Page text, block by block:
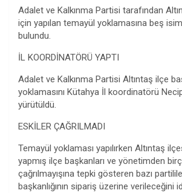
Adalet ve Kalkınma Partisi tarafından
için yapılan temayül yoklamasına beş
bulundu.
İL KOORDİNATÖRÜ YAPTI
Adalet ve Kalkınma Partisi Altıntaş ilçe
yoklamasını Kütahya İl koordinatörü
yürütüldü.
ESKİLER ÇAĞRILMADI
Temayül yoklaması yapılırken Altıntaş
yapmış ilçe başkanları ve yönetimden
çağrılmayışına tepki gösteren bazı
başkanlığının sipariş üzerine verileceğini